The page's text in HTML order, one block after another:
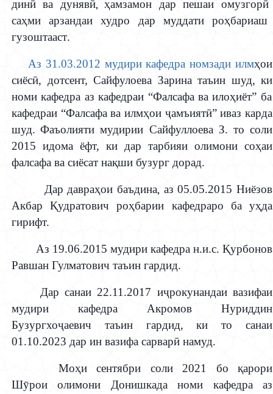
динӣ ва дунявӣ, ҳамзамон дар пешаи омузгорӣ
саҳми арзандаи худро дар муддати роҳбариаш
гузоштааст.
Аз 31.03.2012 мудири кафедра номзади илмҳои
сиёсӣ, дотсент, Сайфулоева Зарина таъин шуд, ки
номи кафедра аз кафедраи “Фалсафа ва илоҳиёт” ба
кафедраи “Фалсафа ва илмҳои ҷамъиятӣ” иваз карда
шуд. Фаъолияти мудирии Сайфуллоева З. то соли
2015 идома ёфт, ки дар тарбияи олимони соҳаи
фалсафа ва сиёсат нақши бузург дорад.
Дар давраҳои баъдина, аз 05.05.2015 Ниёзов
АкбарҚудратович роҳбарии кафедраро ба уҳда
гирифт.
Аз 19.06.2015 мудири кафедра н.и.с. Қурбонов
Равшан Гулматович таъин гардид.
Дар санаи 22.11.2017 иҷрокунандаи вазифаи
мудири кафедра Акромов Нуриддин
Бузургхоҷаевич таъин гардид, ки то санаи
01.10.2023 дар ин вазифа сарварӣ намуд.
Моҳи сентябри соли 2021 бо қарори
Шӯрои олимони Донишкада номи кафедра аз